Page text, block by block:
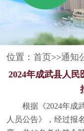
位置：首页>>通知
2024年成武县人
根据《2024年成
人员公告》，经过报